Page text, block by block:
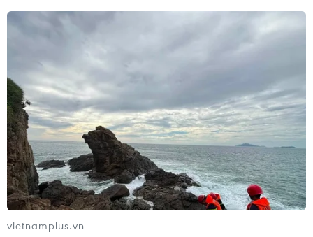
#Nam Định #Nuôi ong
#Mật ong sú vẹt
#Hoa sú vẹt
#Vườn quốc gia Xuân Thủy
Nam Định
vietnamplus.vn